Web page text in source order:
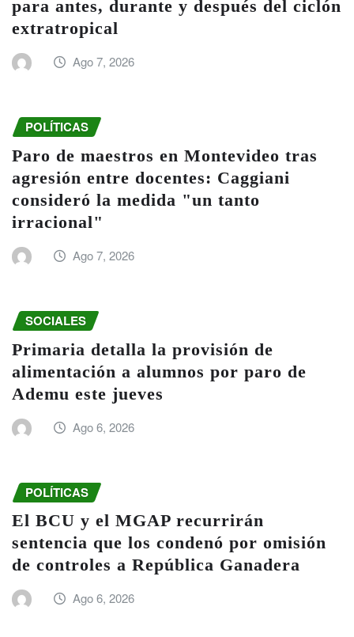
para antes, durante y después del ciclón
extratropical
Ago 7, 2026
POLÍTICAS
Paro de maestros en Montevideo tras
agresión entre docentes: Caggiani
consideró la medida "un tanto
irracional"
Ago 7, 2026
SOCIALES
Primaria detalla la provisión de
alimentación a alumnos por paro de
Ademu este jueves
Ago 6, 2026
POLÍTICAS
El BCU y el MGAP recurrirán
sentencia que los condenó por omisión
de controles a República Ganadera
Ago 6, 2026